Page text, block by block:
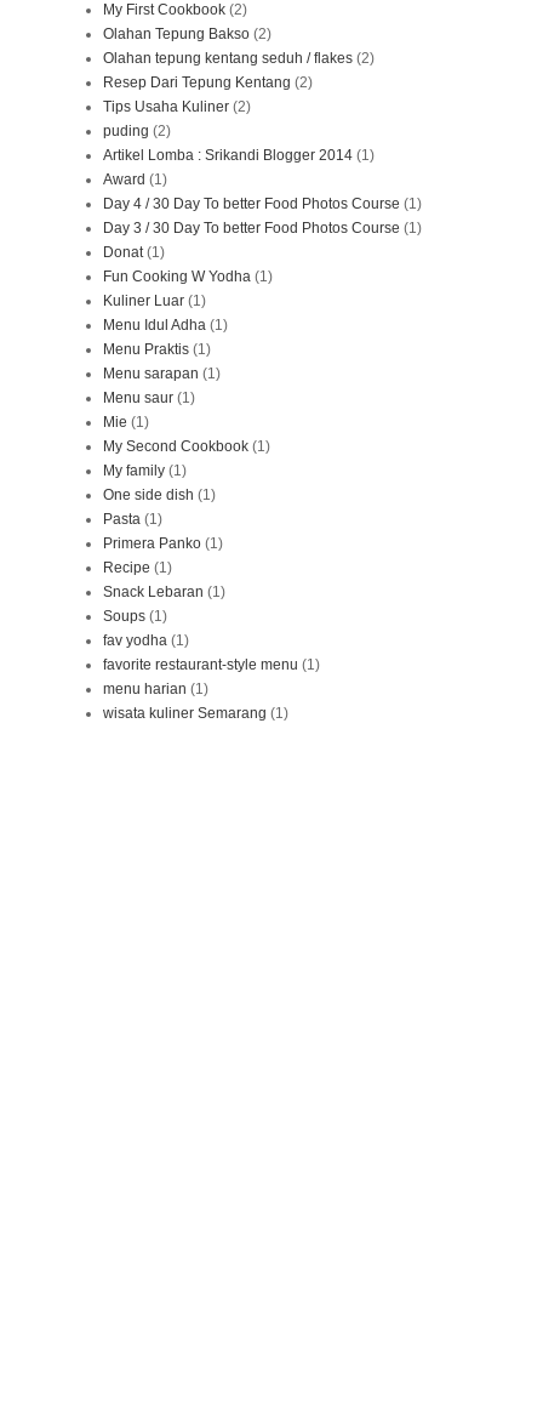
My First Cookbook (2)
Olahan Tepung Bakso (2)
Olahan tepung kentang seduh / flakes (2)
Resep Dari Tepung Kentang (2)
Tips Usaha Kuliner (2)
puding (2)
Artikel Lomba : Srikandi Blogger 2014 (1)
Award (1)
Day 4 / 30 Day To better Food Photos Course (1)
Day 3 / 30 Day To better Food Photos Course (1)
Donat (1)
Fun Cooking W Yodha (1)
Kuliner Luar (1)
Menu Idul Adha (1)
Menu Praktis (1)
Menu sarapan (1)
Menu saur (1)
Mie (1)
My Second Cookbook (1)
My family (1)
One side dish (1)
Pasta (1)
Primera Panko (1)
Recipe (1)
Snack Lebaran (1)
Soups (1)
fav yodha (1)
favorite restaurant-style menu (1)
menu harian (1)
wisata kuliner Semarang (1)